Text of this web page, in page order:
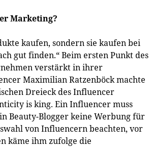
Marketing?
kaufen, sondern sie kaufen bei
gut finden.“ Beim ersten Punkt des
verstärkt in ihrer
Maximilian Ratzenböck machte
Dreieck des Influencer
is king. Ein Influencer muss
Beauty-Blogger keine Werbung für
von Influencern beachten, vor
käme ihm zufolge die